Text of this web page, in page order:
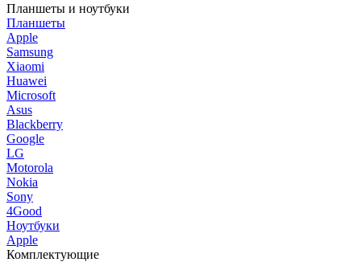
Планшеты и ноутбуки
Планшеты
Apple
Samsung
Xiaomi
Huawei
Microsoft
Asus
Blackberry
Google
LG
Motorola
Nokia
Sony
4Good
Ноутбуки
Apple
Комплектующие